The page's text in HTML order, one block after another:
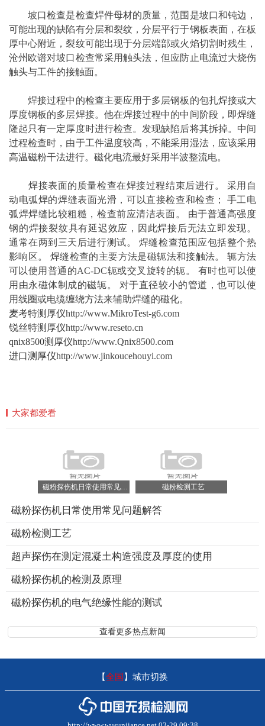
坡口检查是检查焊件母材的质量，范围是坡口和钝边，
可能出现的缺陷有分层和裂纹，分层平行于钢板表面，在板
厚中心附近，裂纹可能出现于分层端部或火焰切割时残生，
沧州欧谱对坡口检查常采用触头法，但应防止电流过大烧伤
触头与工件的接触面。
焊接过程中的检查主要应用于多层钢板的包扎焊接或大
厚度钢板的多层焊接。他在焊接过程中的中间阶段，即焊缝
隆起只有一定厚度时进行检查。发现缺陷后将其拆掉。中间
过程检查时，由于工件温度较高，不能采用湿法，应该采用
高温磁粉干法进行。磁化电流最好采用半波整流电。
焊接表面的质量检查在焊接过程结束后进行。 采用自
动电弧焊的焊缝表面光滑，可以直接检查和检查； 手工电
弧焊焊缝比较粗糙，检查前应清洁表面。 由于普通高强度
钢的焊接裂纹具有延迟效应，因此焊接后无法立即发现。
通常在两到三天后进行测试。 焊缝检查范围应包括整个热
影响区。 焊缝检查的主要方法是磁轭法和接触法。 轭方法
可以使用普通的AC-DC轭或交叉旋转的轭。 有时也可以使
用由永磁体制成的磁轭。 对于直径较小的管道 ，也可以使
用线圈或电缆缠绕方法来辅助焊缝的磁化。
麦考特测厚仪http://www.MikroTest-g6.com
锐丝特测厚仪http://www.reseto.cn
qnix8500测厚仪http://www.Qnix8500.com
进口测厚仪http://www.jinkoucehouyi.com
大家都爱看
磁粉检测工艺
磁粉探伤机日常使用常见问题解答
磁粉检测工艺
超声探伤在测定混凝土构造强度及厚度的使用
磁粉探伤机的检测及原理
磁粉探伤机的电气绝缘性能的测试
查看更多热点新闻
【全国】 城市切换